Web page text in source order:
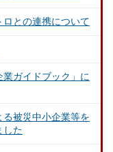
との連携について
業ガイドブック」に
被災中小企業等を
した